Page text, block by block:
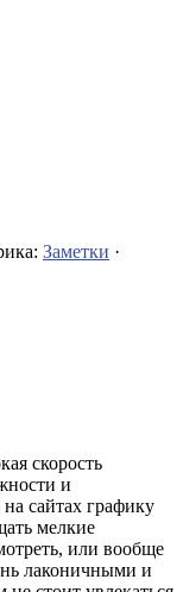
Заметки ·
скорость
и
сайтах графику
мелкие
или вообще
лаконичными и